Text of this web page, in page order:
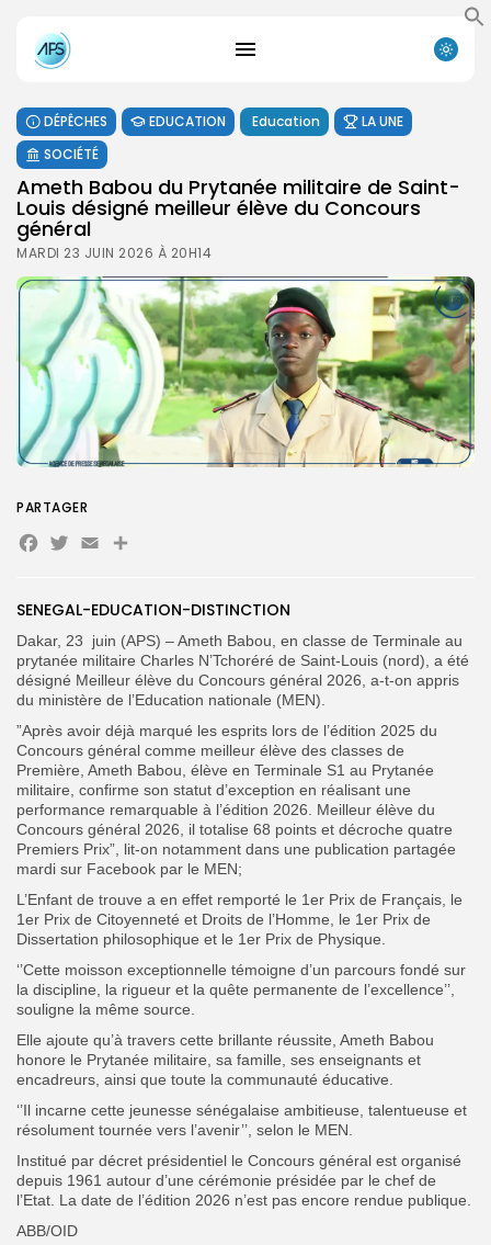
Search
FR
DÉPÊCHES EDUCATION Education
LA UNE
SOCIÉTÉ
Ameth Babou du Prytanée militaire de Saint-
Louis désigné meilleur élève du Concours
général
MARDI 23 JUIN 2026 À 20H14
SENEGAL-EDUCATION-DISTINCTION
Dakar, 23
juin (APS) – Ameth Babou, en classe de Terminale au
prytanée militaire Charles N’Tchoréré de Saint-Louis (nord), a été
désigné Meilleur élève du Concours général 2026, a-t-on appris
du ministère de l’Education nationale (MEN).
”Après avoir déjà marqué les esprits lors de l’édition 2025 du
Concours général comme meilleur élève des classes de
Première, Ameth Babou, élève en Terminale S1 au Prytanée
militaire, confirme son statut d’exception en réalisant une
performance remarquable à l’édition 2026. Meilleur élève du
Concours général 2026, il totalise 68 points et décroche quatre
Premiers Prix”, lit-on notamment dans une publication partagée
mardi sur Facebook par le MEN;
L’Enfant de trouve a en effet remporté le 1er Prix de Français, le
1er Prix de Citoyenneté et Droits de l’Homme, le 1er Prix de
Dissertation philosophique et le 1er Prix de Physique.
‘’Cette moisson exceptionnelle témoigne d’un parcours fondé sur
la discipline, la rigueur et la quête permanente de l’excellence’’,
souligne la même source.
Elle ajoute qu’à travers cette brillante réussite, Ameth Babou
honore le Prytanée militaire, sa famille, ses enseignants et
encadreurs, ainsi que toute la communauté éducative.
‘’Il incarne cette jeunesse sénégalaise ambitieuse, talentueuse et
résolument tournée vers l’avenir’’, selon le MEN.
Institué par décret présidentiel le Concours général est organisé
depuis 1961 autour d’une cérémonie présidée par le chef de
l’Etat. La date de l’édition 2026 n’est pas encore rendue publique.
ABB/OID
PARTAGER
Facebook
Twitter
EmailPartager